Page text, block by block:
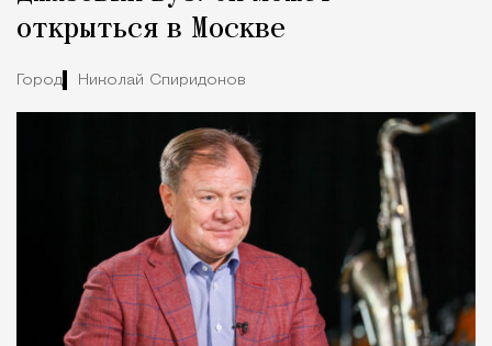
открыться в Москве
Город Николай Спиридонов